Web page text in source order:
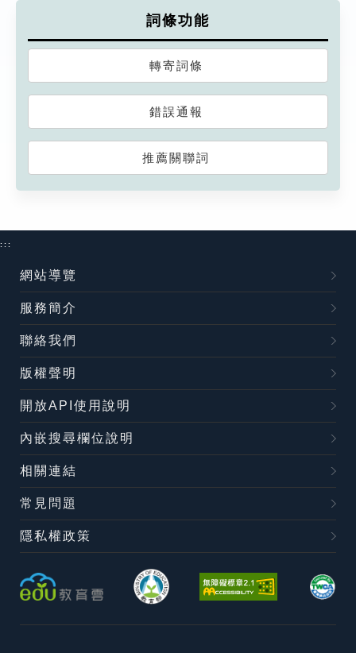
詞條功能
轉寄詞條
錯誤通報
推薦關聯詞
:::
網站導覽
服務簡介
聯絡我們
版權聲明
開放API使用說明
內嵌搜尋欄位說明
相關連結
常見問題
隱私權政策